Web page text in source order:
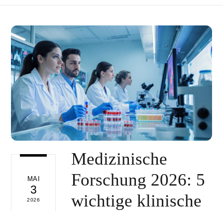
MAI
3
2026
Medizinische
Forschung 2026: 5
wichtige klinische